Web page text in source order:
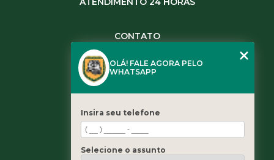
CONTATO
(11) 3461-5871
contato@leaoservicos.com.br
Home
Quem somos
OLÁ! FALE AGORA PELO
WHATSAPP
Insira seu telefone
Selecione o assunto